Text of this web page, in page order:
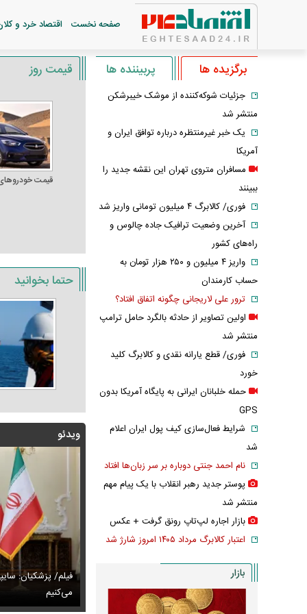
صفحه نخست اقتصاد خرد و
قیمت روز
قیمت
حتما بخوانید
ویدئو
اگر ارز ترجیحی را حذف نمی‌کردیم، قطعاً قحطی
فیلم/ پزشکیان:
می‌کنیم
جدید صابر ابر در فضای مجازی پربازدید شد عکس دیده‌نشده
برگزیده ها پربیننده ها
جزئیات شوکه‌کننده از موشک خیبرشکن
منتشر شد
یک خبر غیرمنتظره درباره توافق ایران و
آمریکا
مسافران متروی تهران این نقشه جدید را
ببینند
فوری/ کالابرگ ۴ میلیون تومانی واریز شد
آخرین وضعیت ترافیک جاده چالوس و
راه‌های کشور
واریز ۴ میلیون و ۲۵۰ هزار تومان به
حساب کارمندان
ترور علی لاریجانی چگونه اتفاق افتاد؟
اولین تصاویر از حادثه بالگرد حامل ترامپ
منتشر شد
فوری/ قطع یارانه نقدی و کالابرگ کلید
خورد
حمله خلبانان ایرانی به پایگاه آمریکا بدون
GPS
شرایط فعال‌سازی کیف پول ایران اعلام
شد
نام احمد جنتی دوباره بر سر زبان‌ها افتاد
پوستر جدید رهبر انقلاب با یک پیام مهم
منتشر شد
بازار اجاره لپ‌تاپ رونق گرفت + عکس
اعتبار کالابرگ مرداد ۱۴۰۵ امروز شارژ شد
بازار